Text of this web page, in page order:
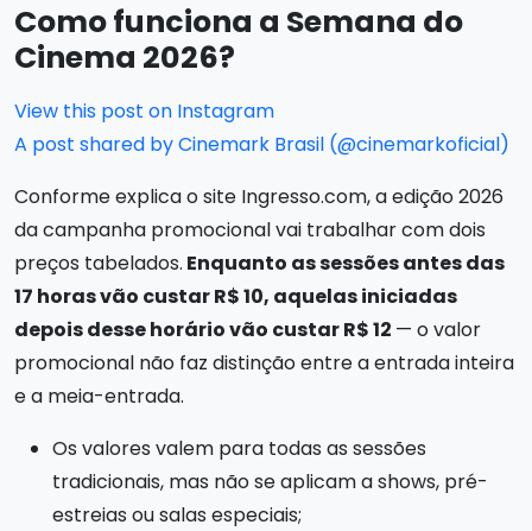
Como funciona a Semana do
Cinema 2026?
View this post on Instagram
A post shared by Cinemark Brasil (@cinemarkoficial)
Conforme explica o site Ingresso.com, a edição 2026
da campanha promocional vai trabalhar com dois
preços tabelados. Enquanto as sessões antes das
17 horas vão custar R$ 10, aquelas iniciadas
depois desse horário vão custar R$ 12 — o valor
promocional não faz distinção entre a entrada inteira
e a meia-entrada.
Os valores valem para todas as sessões
tradicionais, mas não se aplicam a shows, pré-
estreias ou salas especiais;